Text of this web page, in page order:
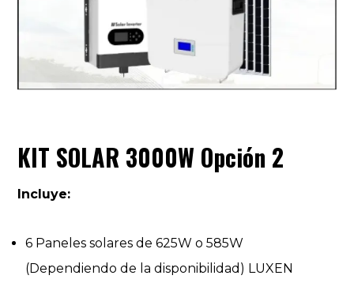
KIT SOLAR 3000W Opción 2
Incluye:
6 Paneles solares de 625W o 585W
(Dependiendo de la disponibilidad) LUXEN